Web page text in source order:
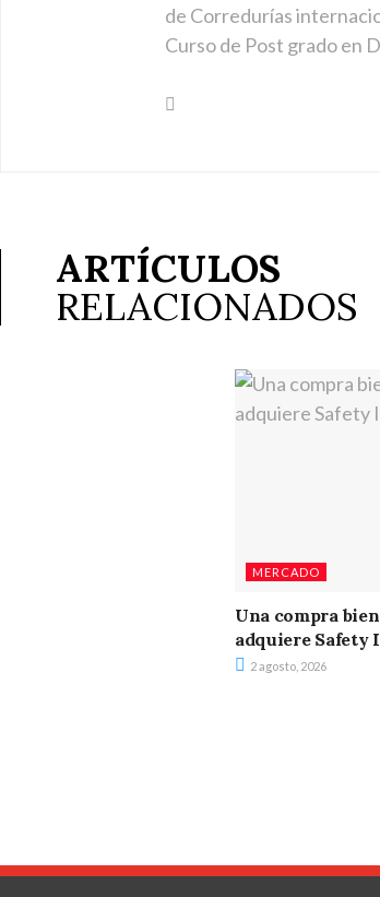
de Corredurías
Curso de Post grado en
ARTÍCULOS
RELACIONADOS
MERCADO
Una compra
adquiere Safety
2 agosto, 2026